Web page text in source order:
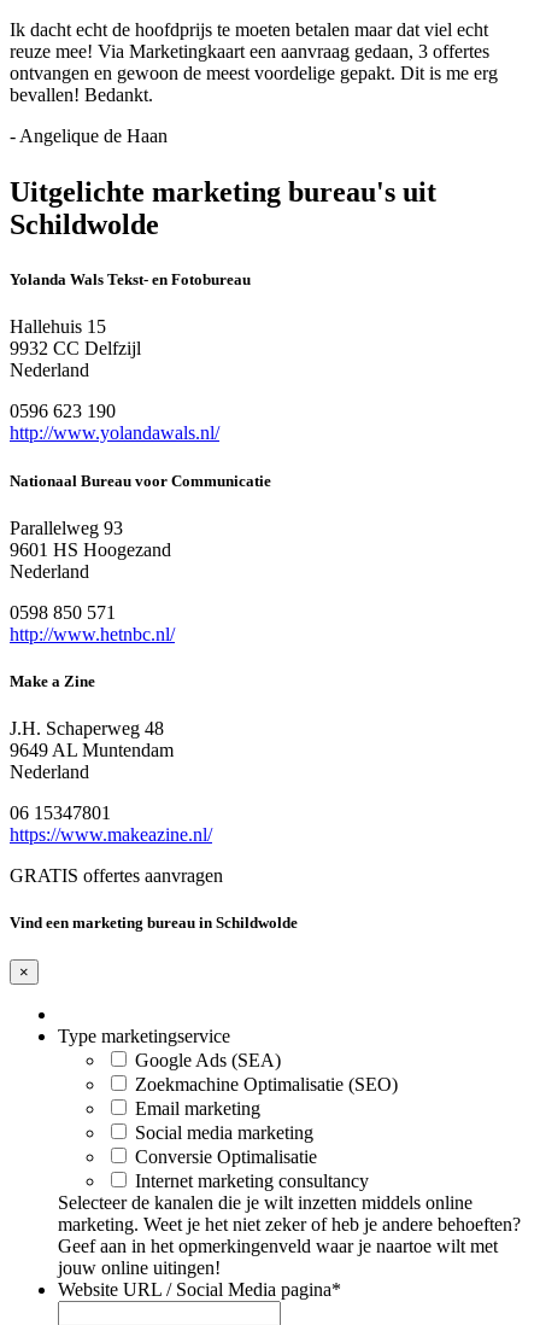
Ik dacht echt de hoofdprijs te moeten betalen maar dat viel echt
reuze mee! Via Marketingkaart een aanvraag gedaan, 3 offertes
ontvangen en gewoon de meest voordelige gepakt. Dit is me erg
bevallen! Bedankt.
- Angelique de Haan
Uitgelichte marketing bureau's uit
Schildwolde
Yolanda Wals Tekst- en Fotobureau
Hallehuis 15
9932 CC Delfzijl
Nederland
0596 623 190
http://www.yolandawals.nl/
Nationaal Bureau voor Communicatie
Parallelweg 93
9601 HS Hoogezand
Nederland
0598 850 571
http://www.hetnbc.nl/
Make a Zine
J.H. Schaperweg 48
9649 AL Muntendam
Nederland
06 15347801
https://www.makeazine.nl/
GRATIS offertes aanvragen
Vind een marketing bureau in Schildwolde
×
Type marketingservice
Google Ads (SEA)
Zoekmachine Optimalisatie (SEO)
Email marketing
Social media marketing
Conversie Optimalisatie
Internet marketing consultancy
Selecteer de kanalen die je wilt inzetten middels online
marketing. Weet je het niet zeker of heb je andere behoeften?
Geef aan in het opmerkingenveld waar je naartoe wilt met
jouw online uitingen!
Website URL / Social Media pagina*